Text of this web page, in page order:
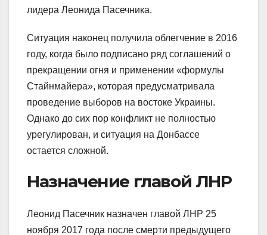
лидера Леонида Пасечника.
Ситуация наконец получила облегчение в 2016
году, когда было подписано ряд соглашений о
прекращении огня и применении «формулы
Стайнмайера», которая предусматривала
проведение выборов на востоке Украины.
Однако до сих пор конфликт не полностью
урегулирован, и ситуация на Донбассе
остается сложной.
Назначение главой ЛНР
Леонид Пасечник назначен главой ЛНР 25
ноября 2017 года после смерти предыдущего